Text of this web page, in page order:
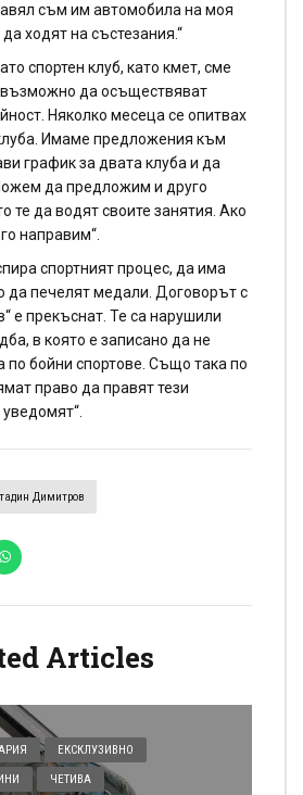
съм им автомобила на моя
ходят на състезания.“
спортен клуб, като кмет, сме
да осъществяват
Няколко месеца се опитвах
Имаме предложения към
график за двата клуба и да
да предложим и друго
те да водят своите занятия. Ако
направим“.
спортният процес, да има
да печелят медали. Договорът с
е прекъснат. Те са нарушили
в която е записано да не
по бойни спортове. Също така по
право да правят тези
Димитров
Articles
ЕКСКЛУЗИВНО
ЧЕТИВА